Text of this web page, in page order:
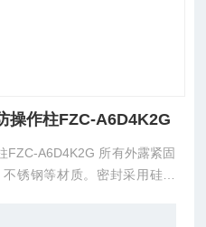
操作柱FZC-A6D4K2G
所有外露紧固
锈钢等材质。密封采用硅橡
以下，电流10A以内的控制电